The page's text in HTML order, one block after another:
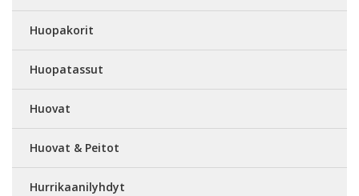
Huopakorit
Huopatassut
Huovat
Huovat & Peitot
Hurrikaanilyhdyt